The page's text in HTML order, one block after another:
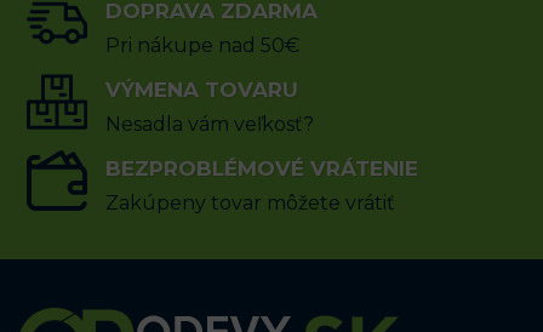
DOPRAVA ZDARMA
Pri nákupe nad 50€
VÝMENA TOVARU
Nesadla vám veľkosť?
BEZPROBLÉMOVÉ VRÁTENIE
Zakúpeny tovar môžete vrátiť